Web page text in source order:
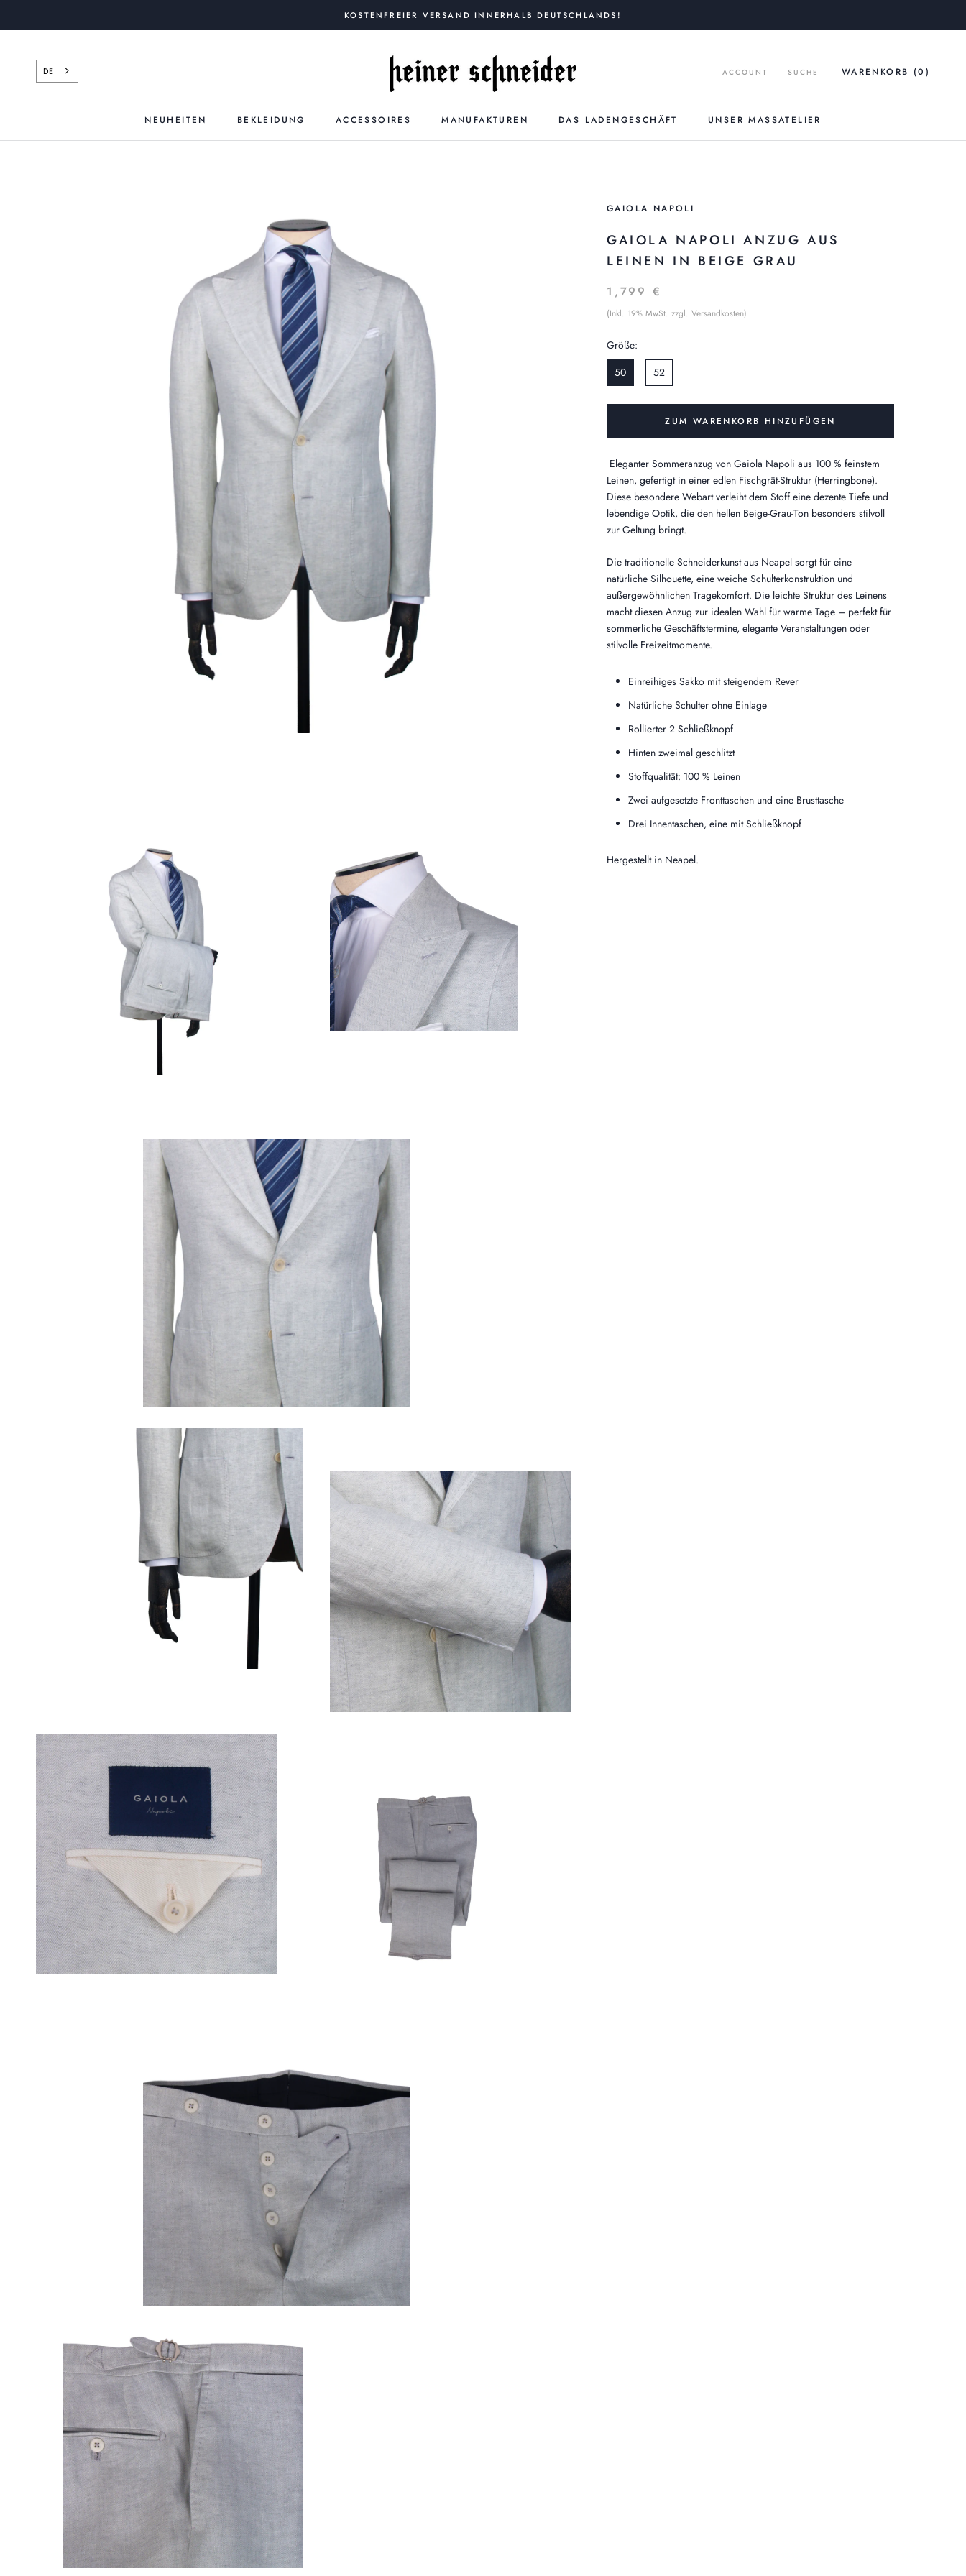
KOSTENFREIER VERSAND INNERHALB DEUTSCHLANDS!
NEUHEITEN
BEKLEIDUNG ACCESSOIRES MANUFAKTUREN DAS LADENGESCHÄFT
UNSER MASSATELIER
DE ACCOUNT SUCHE WARENKORB (0 )
GAIOLA NAPOLI
GAIOLA NAPOLI ANZUG AUS
LEINEN IN BEIGE GRAU
1,799 €
(Inkl. 19% MwSt. zzgl. Versandkosten)
Größe:
50
52
ZUM WARENKORB HINZUFÜGEN
Eleganter Sommeranzug von Gaiola Napoli aus 100 % feinstem
Leinen, gefertigt in einer edlen Fischgrät-Struktur (Herringbone).
Diese besondere Webart verleiht dem Stoff eine dezente Tiefe und
lebendige Optik, die den hellen Beige-Grau-Ton besonders stilvoll
zur Geltung bringt.
Die traditionelle Schneiderkunst aus Neapel sorgt für eine
natürliche Silhouette, eine weiche Schulterkonstruktion und
außergewöhnlichen Tragekomfort. Die leichte Struktur des Leinens
macht diesen Anzug zur idealen Wahl für warme Tage – perfekt für
sommerliche Geschäftstermine, elegante Veranstaltungen oder
stilvolle Freizeitmomente.
Einreihiges Sakko mit steigendem Rever
Natürliche Schulter ohne Einlage
Rollierter 2 Schließknopf
Hinten zweimal geschlitzt
Stoffqualität: 100 % Leinen
Zwei aufgesetzte Fronttaschen und eine Brusttasche
Drei Innentaschen, eine mit Schließknopf
Hergestellt in Neapel.